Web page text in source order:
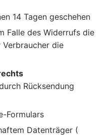
14 Tagen geschehen
Falle des Widerrufs die
Verbraucher die
Rücksendung
Formulars
Datenträger (